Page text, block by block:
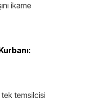
ikame
temsilcisi